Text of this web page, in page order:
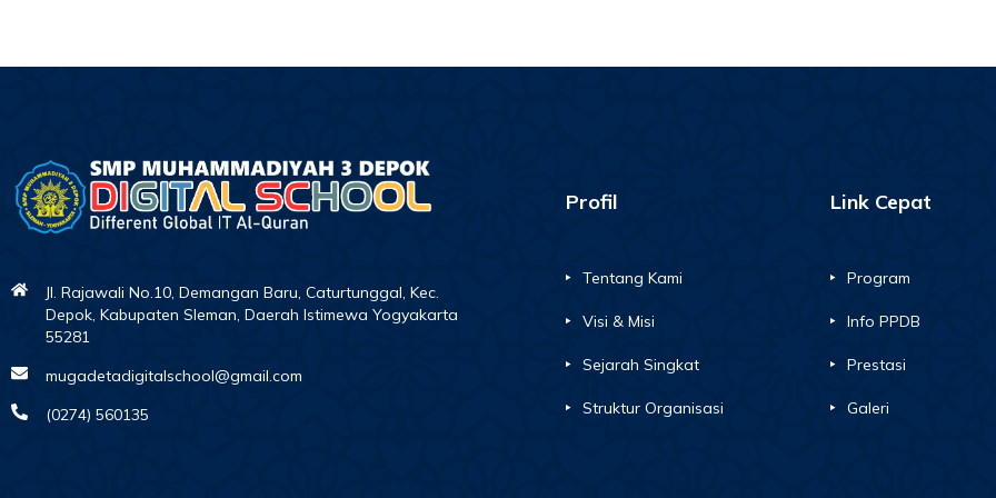
Jl. Rajawali No.10, Demangan Baru, Caturtunggal, Kec.
Depok, Kabupaten Sleman, Daerah Istimewa Yogyakarta
55281
mugadetadigitalschool@gmail.com
(0274) 560135
Profil
Tentang Kami
Visi & Misi
Sejarah Singkat
Struktur Organisasi
Link Cepat
Program
Info PPDB
Prestasi
Galeri